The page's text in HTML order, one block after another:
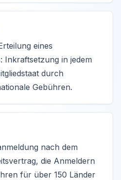
eines
Inkraftsetzung in jedem
durch
Gebühren.
nach dem
die Anmeldern
für über 150 Länder